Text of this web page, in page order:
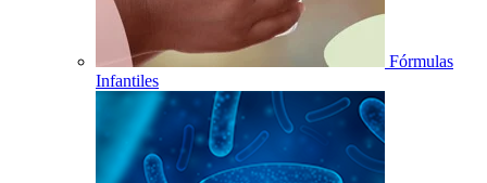
Fórmulas
Infantiles